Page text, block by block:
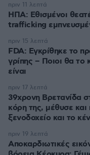
ΗΠΑ: Εθισμένοι
trafficking
πριν 11 λεπτά
FDA: Εγκρίθηκε το
γρίπης – Ποιοι θα το
είναι
πριν 15 λεπτά
39χρονη Βρετανίδα
κόρη της, μέθυσε
ξενοδοχείο και το
πριν 17 λεπτά
Αποκαρδιωτικές
πριν 19 λεπτά